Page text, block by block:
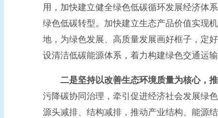
用，加快建立健全绿色低碳循环发展经济体
绿色低碳转型。加快建立生态产品价值实现
地，为绿色发展、高质量发展画好框子，定
设清洁低碳能源体系，着力构建绿色交通运
二是坚持以改善生态环境质量为核心，
污降碳协同治理，牵引促进经济社会发展绿
源头减排、结构减排，推动产业结构、能源